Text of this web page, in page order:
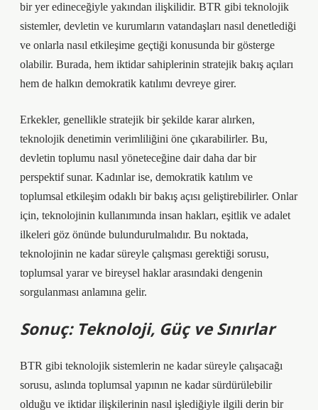
bir yer edineceğiyle yakından ilişkilidir. BTR gibi teknolojik
sistemler, devletin ve kurumların vatandaşları nasıl denetlediği
ve onlarla nasıl etkileşime geçtiği konusunda bir gösterge
olabilir. Burada, hem iktidar sahiplerinin stratejik bakış açıları
hem de halkın demokratik katılımı devreye girer.
Erkekler, genellikle stratejik bir şekilde karar alırken,
teknolojik denetimin verimliliğini öne çıkarabilirler. Bu,
devletin toplumu nasıl yöneteceğine dair daha dar bir
perspektif sunar. Kadınlar ise, demokratik katılım ve
toplumsal etkileşim odaklı bir bakış açısı geliştirebilirler. Onlar
için, teknolojinin kullanımında insan hakları, eşitlik ve adalet
ilkeleri göz önünde bulundurulmalıdır. Bu noktada,
teknolojinin ne kadar süreyle çalışması gerektiği sorusu,
toplumsal yarar ve bireysel haklar arasındaki dengenin
sorgulanması anlamına gelir.
Sonuç: Teknoloji, Güç ve Sınırlar
BTR gibi teknolojik sistemlerin ne kadar süreyle çalışacağı
sorusu, aslında toplumsal yapının ne kadar sürdürülebilir
olduğu ve iktidar ilişkilerinin nasıl işlediğiyle ilgili derin bir